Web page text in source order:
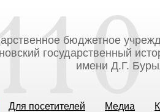
бюджетное
государственный
имени Д.Г.
Для посетителей Медиа